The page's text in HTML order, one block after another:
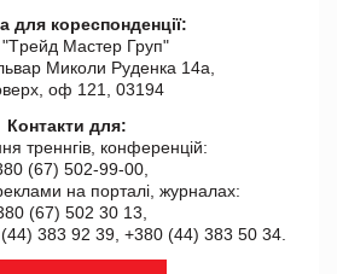
для кореспонденції:
Мастер Груп"
Миколи Руденка 14а,
оф 121, 03194
Контакти для:
треннгів, конференцій:
(67) 502-99-00,
на порталі, журналах:
(67) 502 30 13,
(44) 383 92 39, +380 (44) 383 50 34.